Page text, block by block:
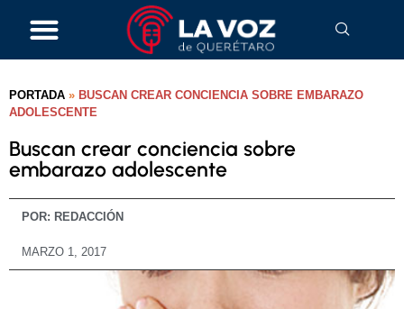
PORTADA » BUSCAN CREAR CONCIENCIA SOBRE EMBARAZO
ADOLESCENTE
Buscan crear conciencia sobre
embarazo adolescente
POR: REDACCIÓN
MARZO 1, 2017